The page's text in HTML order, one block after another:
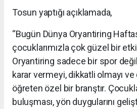
Tosun yaptığı açıklamada,
“Bugün Dünya Oryantiring
çocuklarımızla çok güzel bir
Oryantiring sadece bir spor
karar vermeyi, dikkatli olmayı
öğreten özel bir branştır.
buluşması, yön duygularını